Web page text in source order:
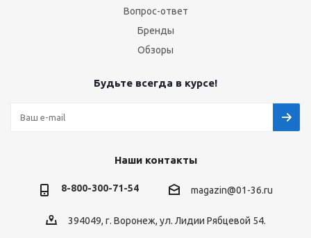
Вопрос-ответ
Бренды
Обзоры
Будьте всегда в курсе!
Наши контакты
8-800-300-71-54 magazin@01-36.ru
394049, г. Воронеж, ул. Лидии Рябцевой 54.